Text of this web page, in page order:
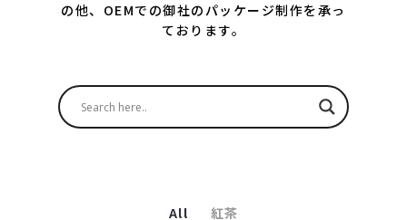
の他、OEMでの御社のパッケージ制作を承っ
ております。
All 紅茶